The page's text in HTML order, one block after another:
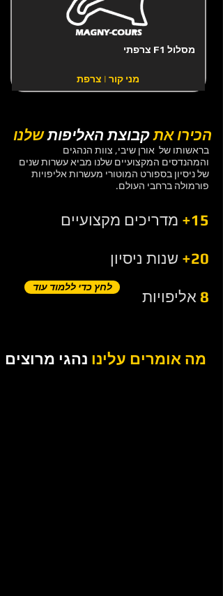
מסלול F1 צרפתי
מני קור | צרפת
הכירו אתקבוצת האליפותשלנו
בראשותו של אורן שיבי, צוות הנהגים
והמהנדסים המקצועיים שלנו מביא עשרות שנים
של ניסיון בספורט המוטורי מעשרות אליפויות
פורמולה ברחבי העולם.
15+ מדריכים מקצועיים
20+ שנות ניסיון
8 אליפויות
לחץ כדי ללמוד עוד
מה אומרים עלינו נהגי מרוצים